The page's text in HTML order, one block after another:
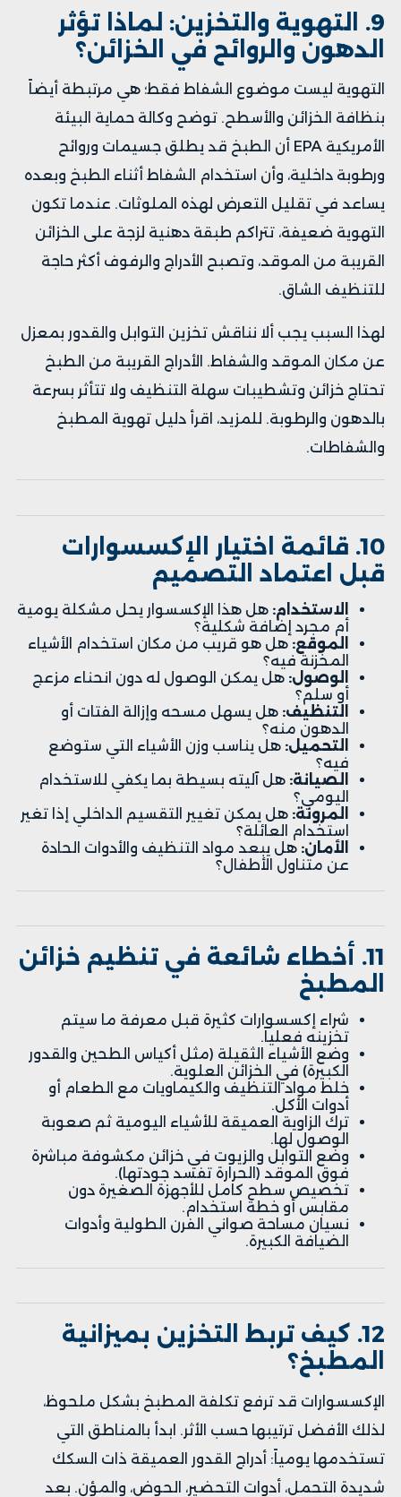
9. التهوية والتخزين: لماذا تؤثر
الدهون والروائح في الخزائن؟
التهوية ليست موضوع الشفاط فقط؛ هي مرتبطة أيضاً
بنظافة الخزائن والأسطح. توضح وكالة حماية البيئة
الأمريكية EPA أن الطبخ قد يطلق جسيمات وروائح
ورطوبة داخلية، وأن استخدام الشفاط أثناء الطبخ وبعده
يساعد في تقليل التعرض لهذه الملوثات. عندما تكون
التهوية ضعيفة، تتراكم طبقة دهنية لزجة على الخزائن
القريبة من الموقد، وتصبح الأدراج والرفوف أكثر حاجة
للتنظيف الشاق.
لهذا السبب يجب ألا نناقش تخزين التوابل والقدور بمعزل
عن مكان الموقد والشفاط. الأدراج القريبة من الطبخ
تحتاج خزائن وتشطيبات سهلة التنظيف ولا تتأثر بسرعة
بالدهون والرطوبة. للمزيد، اقرأدليل تهوية المطبخ
والشفاطات.
10. قائمة اختيار الإكسسوارات
قبل اعتماد التصميم
الاستخدام: هل هذا الإكسسوار يحل مشكلة يومية
أم مجرد إضافة شكلية؟
الموقع: هل هو قريب من مكان استخدام الأشياء
المخزنة فيه؟
الوصول: هل يمكن الوصول له دون انحناء مزعج
أو سلم؟
التنظيف: هل يسهل مسحه وإزالة الفتات أو
الدهون منه؟
التحميل: هل يناسب وزن الأشياء التي ستوضع
فيه؟
الصيانة: هل آليته بسيطة بما يكفي للاستخدام
اليومي؟
المرونة: هل يمكن تغيير التقسيم الداخلي إذا تغير
استخدام العائلة؟
الأمان: هل يبعد مواد التنظيف والأدوات الحادة
عن متناول الأطفال؟
11. أخطاء شائعة في تنظيم خزائن
المطبخ
شراء إكسسوارات كثيرة قبل معرفة ما سيتم
تخزينه فعلياً.
وضع الأشياء الثقيلة (مثل أكياس الطحين والقدور
الكبيرة) في الخزائن العلوية.
خلط مواد التنظيف والكيماويات مع الطعام أو
أدوات الأكل.
ترك الزاوية العميقة للأشياء اليومية ثم صعوبة
الوصول لها.
وضع التوابل والزيوت في خزائن مكشوفة مباشرة
فوق الموقد (الحرارة تفسد جودتها).
تخصيص سطح كامل للأجهزة الصغيرة دون
مقابس أو خطة استخدام.
نسيان مساحة صواني الفرن الطولية وأدوات
الضيافة الكبيرة.
12. كيف تربط التخزين بميزانية
المطبخ؟
الإكسسوارات قد ترفع تكلفة المطبخ بشكل ملحوظ،
لذلك الأفضل ترتيبها حسب الأثر. ابدأ بالمناطق التي
تستخدمها يومياً: أدراج القدور العميقة ذات السكك
شديدة التحمل، أدوات التحضير، الحوض، والمؤن. بعد